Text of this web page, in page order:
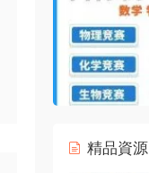
精品資源